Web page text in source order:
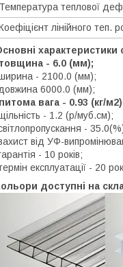
Температура теплової
лінійного теп.
- 6.0 (мм);
- 2100.0 (мм);
6000.0 (мм);
вага - 0.93 (кг/
- 1.2 (р/муб.см);
-
від УФ-
- 10 років;
експлуатації - 20
доступні на